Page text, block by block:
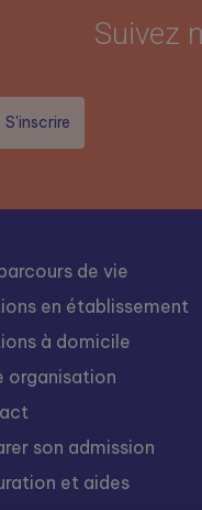
Suivez
de vie
en établissement
à domicile
organisation
son admission
et aides